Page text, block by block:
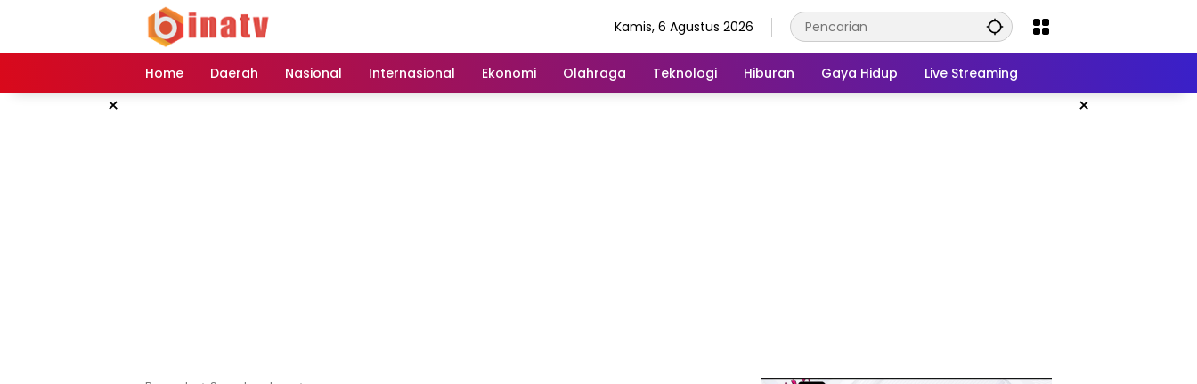
Kamis, 6 Agustus 2026
Home Daerah Nasional Internasional Ekonomi Olahraga Teknologi Hiburan Gaya Hidup Live Streaming
× ×